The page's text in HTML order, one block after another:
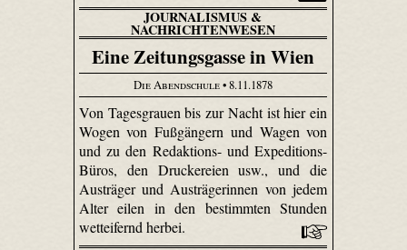
JOURNALISMUS &
NACHRICHTENWESEN
Eine Zeitungsgasse in Wien
Die Abendschule• 8.11.1878
Von Tagesgrauen bis zur Nacht ist hier ein
Wogen von Fußgängern und Wagen von
und zu den Redaktions- und Expeditions-
Büros, den Druckereien usw., und die
Austräger und Austrägerinnen von jedem
Alter eilen in den bestimmten Stunden
wetteifernd herbei.